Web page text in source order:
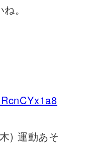
。
) 運動あそ